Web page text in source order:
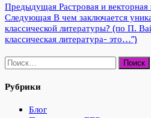
Предыдущая Растровая и
Следующая В чем заключается
классической литературы? (по П.
классическая литература- это…”)
Найти:
Рубрики
Блог